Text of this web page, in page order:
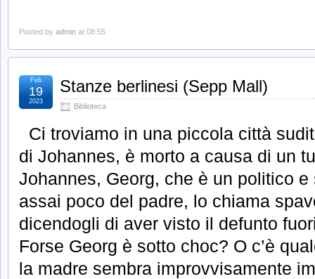
Posted by admin at 08:55
Stanze berlinesi (Sepp Mall)
Biblioteca
Feb
19
2023
Ci troviamo in una piccola città
di Johannes, è morto a causa di un
Johannes, Georg, che è un politico
assai poco del padre, lo chiama
dicendogli di aver visto il defunto
Forse Georg è sotto choc? O c’è
la madre sembra improvvisamente